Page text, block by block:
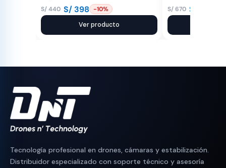
S/440
El
original
S/ 398
El
actual
-10%
Ver producto
S/670
El
original
S/
El
actual
Tecnología profesional en drones, cámaras y estabilización.
Distribuidor especializado con soporte técnico y asesoría